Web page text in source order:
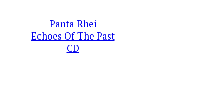
Panta Rhei
Echoes Of The Past
CD